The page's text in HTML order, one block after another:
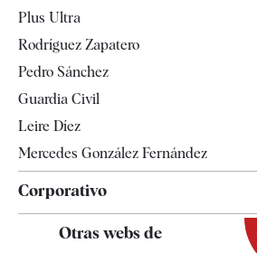
Televisión
Plus Ultra
Rodríguez Zapatero
Pedro Sánchez
Guardia Civil
Leire Díez
Mercedes González Fernández
Corporativo
Otras webs de